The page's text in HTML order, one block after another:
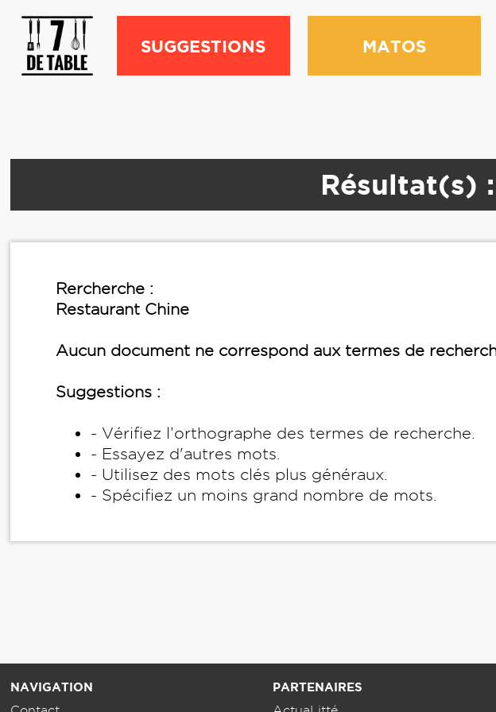
SUGGESTIONS MATOS
Résultat(s)
Rercherche :
Restaurant Chine
Aucun document ne correspond aux termes de
Suggestions :
- Vérifiez l’orthographe des termes de recherche.
- Essayez d'autres mots.
- Utilisez des mots clés plus généraux.
- Spécifiez un moins grand nombre de mots.
NAVIGATION
PARTENAIRES